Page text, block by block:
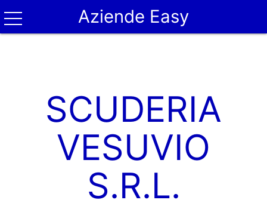
Aziende Easy
SCUDERIA
VESUVIO
S.R.L.